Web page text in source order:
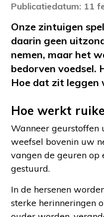
Publicatiedatum: 11
Onze zintuigen
daarin geen
nemen, maar het
bedorven voedsel.
Hoe dat zit
Hoe werkt
Wanneer geurstoffen
weefsel bovenin uw
vangen de geuren op
gestuurd.
In de hersenen
sterke herinneringen